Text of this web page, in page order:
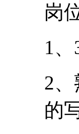
岗
1
2
的